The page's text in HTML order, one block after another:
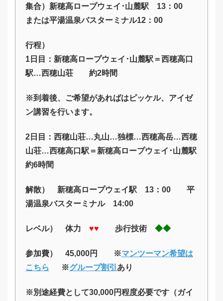
集合）新穂高ロープウェイ･山麓駅 13：00
または平湯温泉バスターミナル12：00
行程）
1日目：新穂高ロープウェイ･山麓駅＝西穂高口
駅…西穂山荘 約2時間
※到着後、ご希望があればはピッケル、アイゼ
ン講習を行います。
2日目：西穂山荘…丸山…独標…西穂高岳…西穂
山荘…西穂高口駅＝新穂高ロープウェイ･山麓駅
約6時間
解散） 新穂高ロープウェイ駅 13 ：00 平
湯温泉バスターミナル 14:00
レベル） 体力 ♥♥ 歩行技術 ◆◆
参加費） 45,000円 ※マンツーマン希望は
こちら
※グループ割引 あり
※別途経費として30,000円程度必要です（ガイ